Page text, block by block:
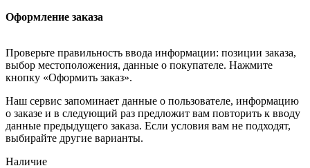
Оформление заказа
Проверьте правильность ввода информации: позиции заказа,
выбор местоположения, данные о покупателе. Нажмите
кнопку «Оформить заказ».
Наш сервис запоминает данные о пользователе, информацию
о заказе и в следующий раз предложит вам повторить к вводу
данные предыдущего заказа. Если условия вам не подходят,
выбирайте другие варианты.
Наличие